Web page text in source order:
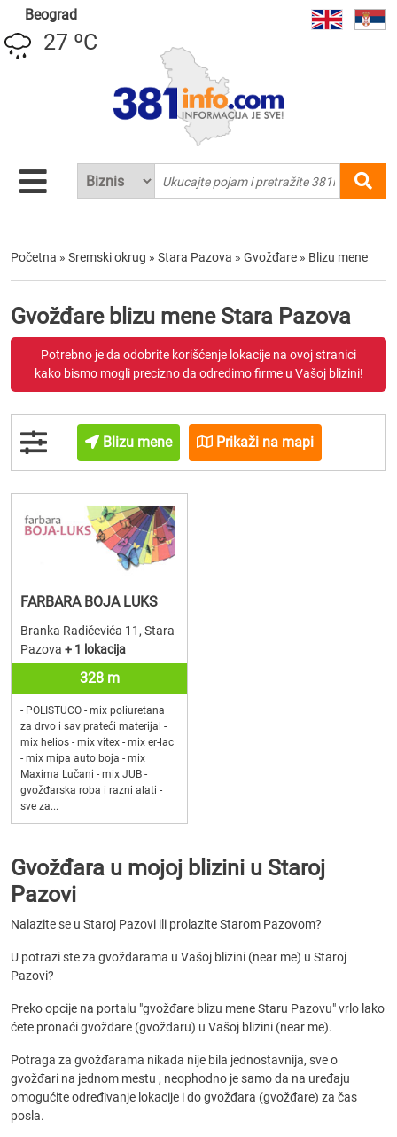
Beograd
27 ºC
Početna » Sremski okrug » Stara Pazova » Gvožđare » Blizu mene
Gvožđare blizu mene Stara Pazova
Potrebno je da odobrite korišćenje lokacije na ovoj stranici
kako bismo mogli precizno da odredimo firme u Vašoj blizini!
Blizu mene Prikaži na mapi
FARBARA BOJA LUKS
Branka Radičevića 11, Stara
Pazova + 1 lokacija
328 m
- POLISTUCO - mix poliuretana
za drvo i sav prateći materijal -
mix helios - mix vitex - mix er-lac
- mix mipa auto boja - mix
Maxima Lučani - mix JUB -
gvožđarska roba i razni alati -
sve za...
Gvožđara u mojoj blizini u Staroj
Pazovi
Nalazite se u Staroj Pazovi ili prolazite Starom Pazovom?
U potrazi ste za gvožđarama u Vašoj blizini (near me) u Staroj
Pazovi?
Preko opcije na portalu "gvožđare blizu mene Staru Pazovu" vrlo lako
ćete pronaći gvožđare (gvožđaru) u Vašoj blizini (near me).
Potraga za gvožđarama nikada nije bila jednostavnija, sve o
gvožđari na jednom mestu , neophodno je samo da na uređaju
omogućite određivanje lokacije i do gvožđara (gvožđare) za čas
posla.